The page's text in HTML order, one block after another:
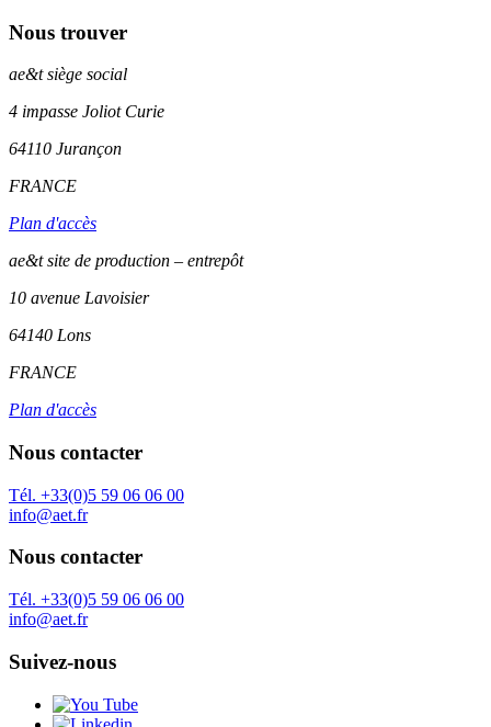
Nous trouver
ae&tsiège social
4 impasse Joliot Curie
64110 Jurançon
FRANCE
Plan d'accès
ae&t site de production – entrepôt
10 avenue Lavoisier
64140 Lons
FRANCE
Plan d'accès
Nous contacter
Tél. +33(0)5 59 06 06 00
info@aet.fr
Nous contacter
Tél. +33(0)5 59 06 06 00
info@aet.fr
Suivez-nous